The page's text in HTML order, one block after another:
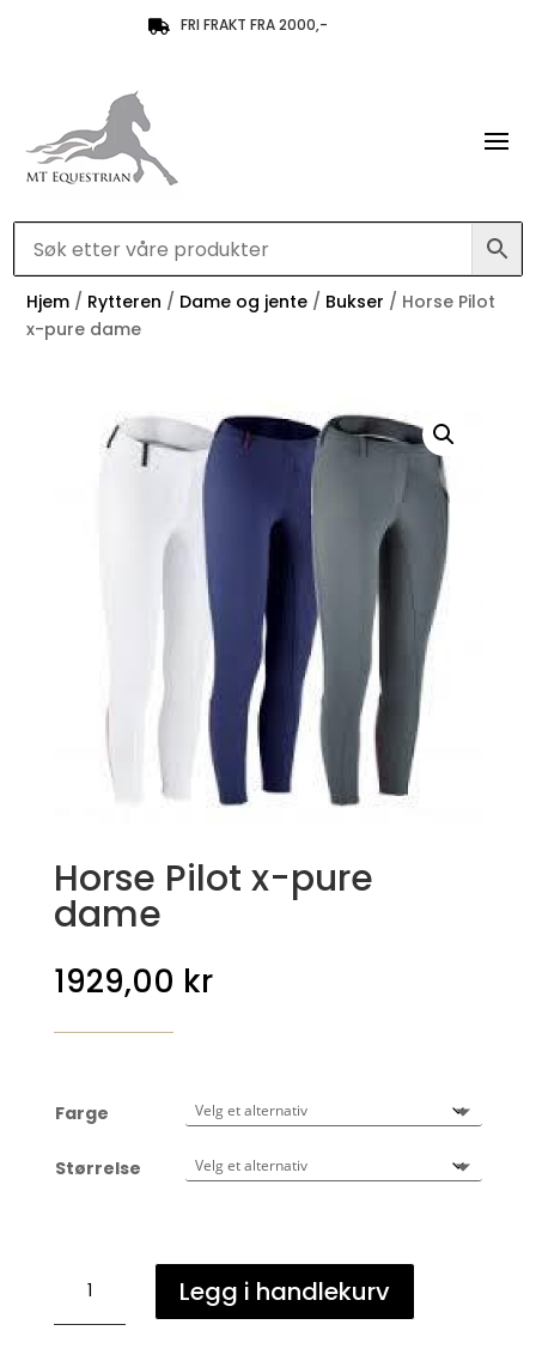
 FRI FRAKT FRA 2000,-
Hjem / Rytteren / Dame og jente / Bukser / Horse Pilot
x-pure dame
Horse Pilot x-pure
dame
1929,00 kr
Farge
Størrelse
Pilot
x-
Legg i handlekurv